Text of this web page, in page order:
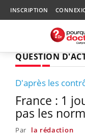
INSCRIPTION
QUESTION
D'après les
France : 1
pas les
Par la rédaction